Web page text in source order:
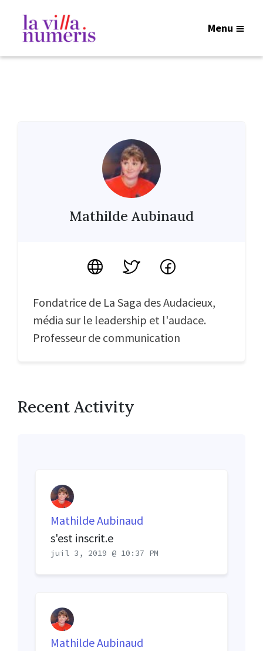
Menu
Mathilde Aubinaud
Site Twitter Facebook
Fondatrice de La Saga des Audacieux,
média sur le leadership et l'audace.
Professeur de communication
Recent Activity
Mathilde Aubinaud
s'est inscrit.e
juil 3, 2019 @ 10:37 PM
Mathilde Aubinaud